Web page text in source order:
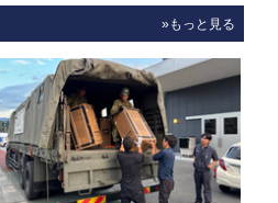
»もっと見る